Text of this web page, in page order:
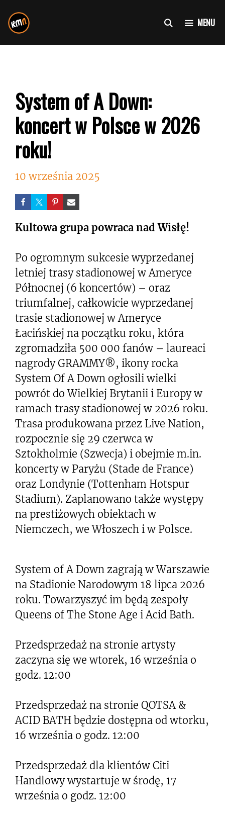
do
treści
MENU
System of A Down:
koncert w Polsce w 2026
roku!
10 września 2025
Kultowa grupa powraca nad Wisłę!
Po ogromnym sukcesie wyprzedanej
letniej trasy stadionowej w Ameryce
Północnej (6 koncertów) – oraz
triumfalnej, całkowicie wyprzedanej
trasie stadionowej w Ameryce
Łacińskiej na początku roku, która
zgromadziła 500 000 fanów – laureaci
nagrody GRAMMY®, ikony rocka
System Of A Down ogłosili wielki
powrót do Wielkiej Brytanii i Europy w
ramach trasy stadionowej w 2026 roku.
Trasa produkowana przez Live Nation,
rozpocznie się 29 czerwca w
Sztokholmie (Szwecja) i obejmie m.in.
koncerty w Paryżu (Stade de France)
oraz Londynie (Tottenham Hotspur
Stadium). Zaplanowano także występy
na prestiżowych obiektach w
Niemczech, we Włoszech i w Polsce.
System of A Down zagrają w Warszawie
na Stadionie Narodowym 18 lipca 2026
roku. Towarzyszyć im będą zespoły
Queens of The Stone Age i Acid Bath.
Przedsprzedaż na stronie artysty
zaczyna się we wtorek, 16 września o
godz. 12:00
Przedsprzedaż na stronie QOTSA &
ACID BATH będzie dostępna od wtorku,
16 września o godz. 12:00
Przedsprzedaż dla klientów Citi
Handlowy wystartuje w środę, 17
września o godz. 12:00